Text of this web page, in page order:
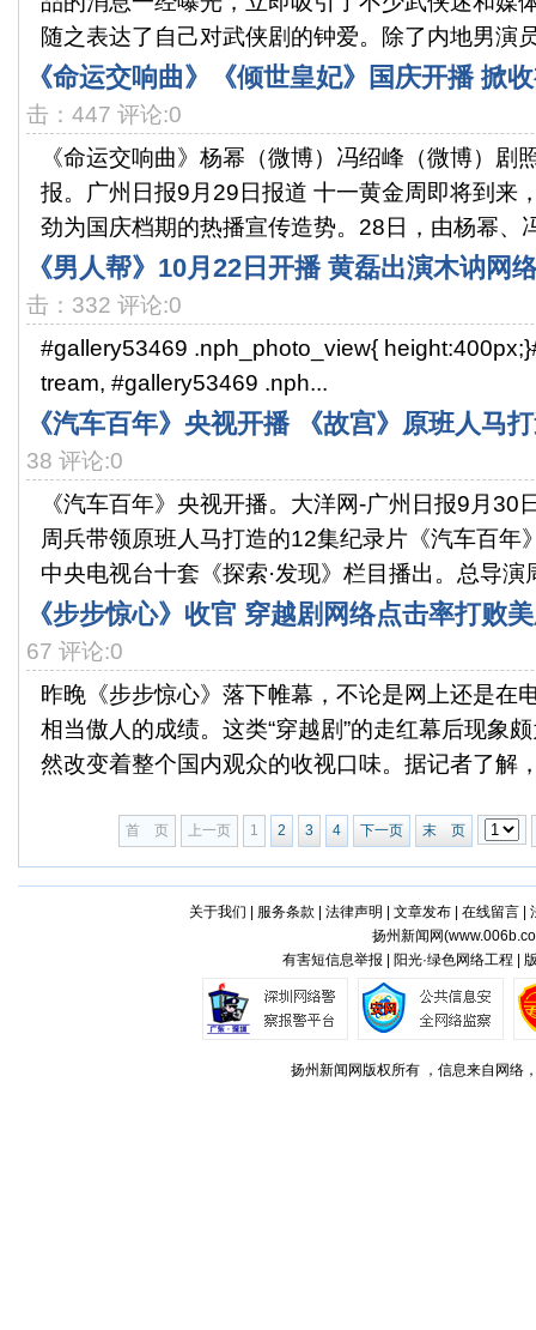
随之表达了自己对武侠剧的钟爱。除了内地男演
《命运交响曲》《倾世皇妃》国庆开播 掀
击：447 评论:0
《命运交响曲》杨幂（微博）冯绍峰（微博）剧
报。广州日报9月29日报道 十一黄金周即将到来
劲为国庆档期的热播宣传造势。28日，由杨幂、
《男人帮》10月22日开播 黄磊出演木讷网
击：332 评论:0
#gallery53469 .nph_photo_view{
tream, #gallery53469 .nph...
《汽车百年》央视开播 《故宫》原班人马
38 评论:0
《汽车百年》央视开播。大洋网-广州日报9月30
周兵带领原班人马打造的12集纪录片《汽车百年
中央电视台十套《探索·发现》栏目播出。总导演
《步步惊心》收官 穿越剧网络点击率打败
67 评论:0
昨晚《步步惊心》落下帷幕，不论是网上还是在
相当傲人的成绩。这类“穿越剧”的走红幕后现象
然改变着整个国内观众的收视口味。据记者了解
首 页 上一页 1 2 3 4 下一页 末 页
关于我们 服务条款 法律声明 文章发布| 在线留言|
扬州新闻网(
有害短信息举报 | 阳光·绿色网络工程 |
扬州新闻网版权所有 ，信息来自网络